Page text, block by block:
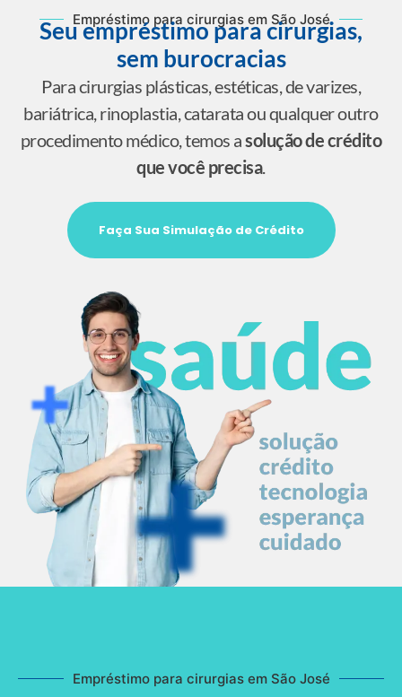
Empréstimo para cirurgias em São José
Seu empréstimo para cirurgias,
sem burocracias
Para cirurgias plásticas, estéticas, de varizes,
bariátrica, rinoplastia, catarata ou qualquer outro
procedimento médico, temos asolução de crédito
que você precisa.
Faça Sua Simulação de Crédito
Empréstimo para cirurgias em São José